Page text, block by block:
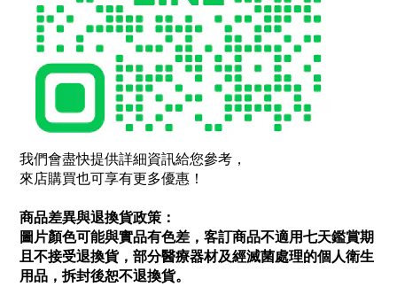
我們會盡快提供詳細資訊給您參考，
來店購買也可享有更多優惠！
商品差異與退換貨政策：
圖片顏色可能與實品有色差，客訂商品不適用七天鑑賞期
且不接受退換貨，部分醫療器材及經滅菌處理的個人衛生
用品，拆封後恕不退換貨。